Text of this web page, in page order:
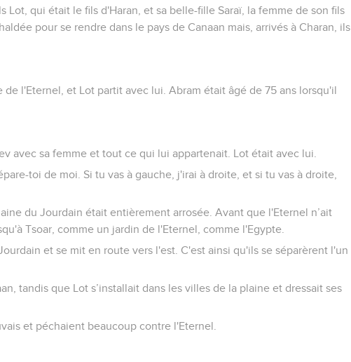
Lot, qui était le fils d'Haran, et sa belle-fille Saraï, la femme de son fils
pour se rendre dans le pays de Canaan mais, arrivés à Charan, ils
l'Eternel, et Lot partit avec lui. Abram était âgé de 75 ans lorsqu'il
avec sa femme et tout ce qui lui appartenait. Lot était avec lui.
toi de moi. Si tu vas à gauche, j'irai à droite, et si tu vas à droite,
du Jourdain était entièrement arrosée. Avant que l'Eternel n’ait
Tsoar, comme un jardin de l'Eternel, comme l'Egypte.
et se mit en route vers l'est. C'est ainsi qu'ils se séparèrent l'un
tandis que Lot s’installait dans les villes de la plaine et dressait ses
et péchaient beaucoup contre l'Eternel.